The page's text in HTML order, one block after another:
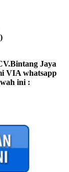
Jaya
VIA whatsapp
ini :